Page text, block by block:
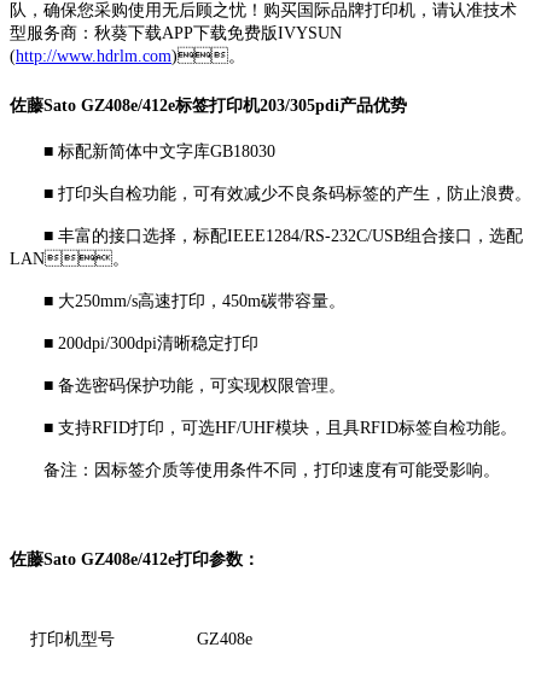
队，确保您采购使用无后顾之忧！购买国际品牌打印机，请认准技术
型服务商：秋葵下载APP下载免费版IVYSUN
(http://www.hdrlm.com)。
佐藤Sato GZ408e/412e标签打印机203/305pdi产品优势
■ 标配新简体中文字库GB18030
■ 打印头自检功能，可有效减少不良条码标签的产生，防止浪费。
■ 丰富的接口选择，标配IEEE1284/RS-232C/USB组合接口，选配
LAN。
■ 大250mm/s高速打印，450m碳带容量。
■ 200dpi/300dpi清晰稳定打印
■ 备选密码保护功能，可实现权限管理。
■ 支持RFID打印，可选HF/UHF模块，且具RFID标签自检功能。
备注：因标签介质等使用条件不同，打印速度有可能受影响。
佐藤Sato GZ408e/412e打印参数：
打印机型号 GZ408e